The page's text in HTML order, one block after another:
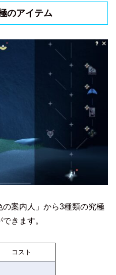
のアイテム
案内人」から3種類の究極
きます。
コスト